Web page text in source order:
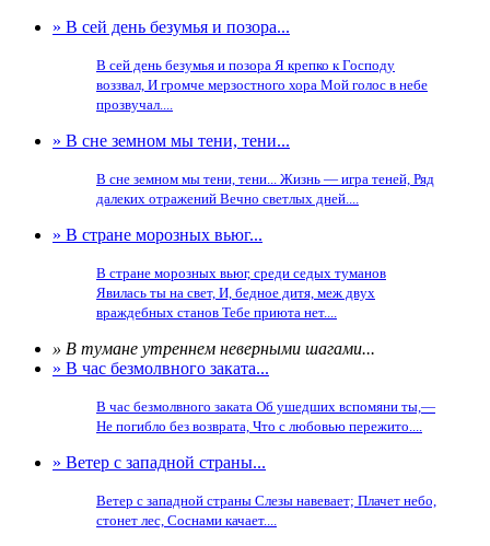
» В сей день безумья и позора...
В сей день безумья и позора Я крепко к Господу
воззвал, И громче мерзостного хора Мой голос в небе
прозвучал....
» В сне земном мы тени, тени...
В сне земном мы тени, тени... Жизнь — игра теней, Ряд
далеких отражений Вечно светлых дней....
» В стране морозных вьюг...
В стране морозных вьюг, среди седых туманов
Явилась ты на свет, И, бедное дитя, меж двух
враждебных станов Тебе приюта нет....
» В тумане утреннем неверными шагами...
» В час безмолвного заката...
В час безмолвного заката Об ушедших вспомяни ты,—
Не погибло без возврата, Что с любовью пережито....
» Ветер с западной страны...
Ветер с западной страны Слезы навевает; Плачет небо,
стонет лес, Соснами качает....